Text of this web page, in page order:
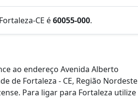
CE é60055-000.
ao endereço Avenida Alberto
de Fortaleza - CE, Região Nordeste
Para ligar para Fortaleza utilize